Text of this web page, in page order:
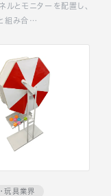
ルとモニターを配置し、
組み合…
玩具業界